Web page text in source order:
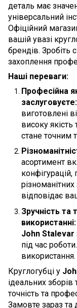
деталь має
універсальний
Офіційний
вашій увазі
брендів. Зробіть
захоплення
Наші переваги:
Професійна
заслуговуєте:
виготовлені
високу
стане точним
асортимент
відповідає
Зручність та
використанні:
John Stalevar
під час
використання.
Круглогубці у
ідеальних зборів
точність та
Замовте зараз